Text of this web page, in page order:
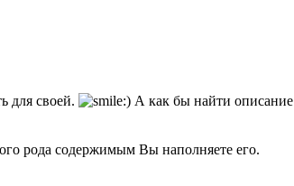
для своей.
А как бы найти описание
рода содержимым Вы наполняете его.